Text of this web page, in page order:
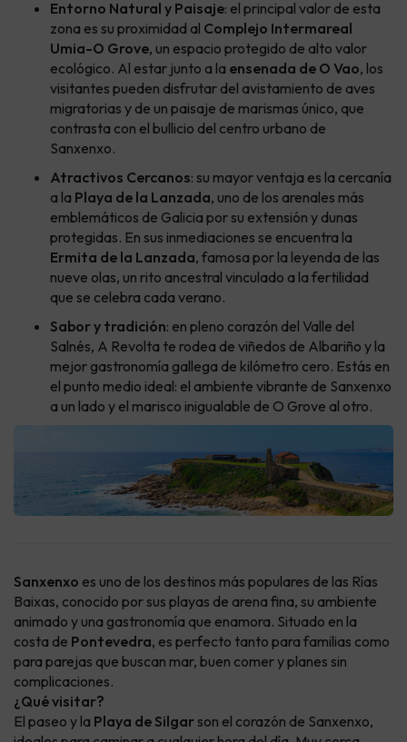
Entorno Natural y Paisaje: el principal valor de esta
zona es su proximidad al Complejo Intermareal
Umia-O Grove, un espacio protegido de alto valor
ecológico. Al estar junto a la ensenada de O Vao, los
visitantes pueden disfrutar del avistamiento de aves
migratorias y de un paisaje de marismas único, que
contrasta con el bullicio del centro urbano de
Sanxenxo.
Atractivos Cercanos: su mayor ventaja es la cercanía
a la Playa de la Lanzada, uno de los arenales más
emblemáticos de Galicia por su extensión y dunas
protegidas. En sus inmediaciones se encuentra la
Ermita de la Lanzada, famosa por la leyenda de las
nueve olas, un rito ancestral vinculado a la fertilidad
que se celebra cada verano.
Sabor y tradición: en pleno corazón del Valle del
Salnés, A Revolta te rodea de viñedos de Albariño y la
mejor gastronomía gallega de kilómetro cero. Estás en
el punto medio ideal: el ambiente vibrante de Sanxenxo
a un lado y el marisco inigualable de O Grove al otro.
Sanxenxo es uno de los destinos más populares de las Rías
Baixas, conocido por sus playas de arena fina, su ambiente
animado y una gastronomía que enamora. Situado en la
costa de Pontevedra, es perfecto tanto para familias como
para parejas que buscan mar, buen comer y planes sin
complicaciones.
¿Qué visitar?
El paseo y la Playa de Silgarson el corazón de Sanxenxo,